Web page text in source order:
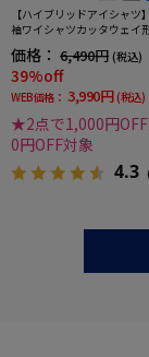
【ハイブリッドアイシャツ
袖ワイシャツカッタウェイ
価格： 6,490円 (税込)
39%off
WEB価格： 3,990円 (税込)
★2点で1,000円
0円OFF対象
4.3